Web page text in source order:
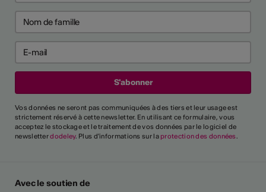
Vos données ne seront pas communiquées à des tiers et leur usage est
strictement réservé à cette newsletter. En utilisant ce formulaire, vous
acceptez le stockage et le traitement de vos données par le logiciel de
newsletterdodeley. Plus d'informations sur la protection des données.
Avec le soutien de